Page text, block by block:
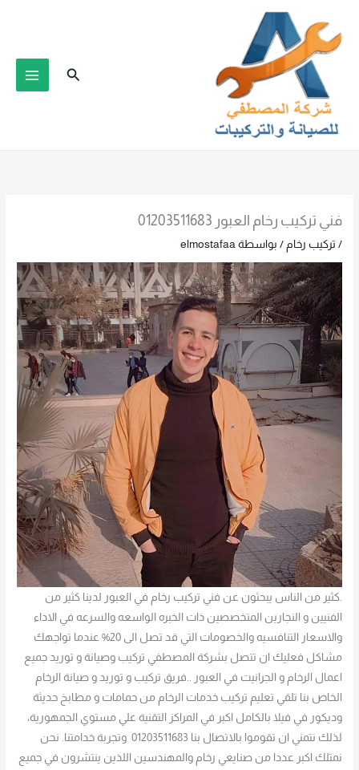
المحتوى
البحث
فني تركيب رخام العبور 01203511683
/ تركيب رخام / بواسطة elmostafaa
.كثير من الناس يبحثون عن فني تركيب رخام في العبور لدينا كثير من
الفنيين و النجارين المتخصصين ذات الخبره الواسعه والسرعه في الاداء
والاسعار التنافسيه والخصومات التي قد تصل الى 20% عندما تواجهك
مشاكل فعليك ان تتصل بشركة المصطفي تركيب وصيانة و توريد جميع
اعمال الرخام و الجرانيت في العبور ..فريق تركيب و توريد و صيانة الرخام
الخاص بنا تلقي تعليم تركيب خدمات الرخام من حمامات و مطابخ حديثة
وديكور في فيلا بالكامل اكبر في المراكز التقنية علي مستوي الجمهورية،
لذلك نتمني ان تقوموا بالاتصال بنا 01203511683 وتجربة خدامتنا. نحن
نمتلك اكبر عددا من صنايعي رخام والمهندسين اللذين ينتشرون في جميع